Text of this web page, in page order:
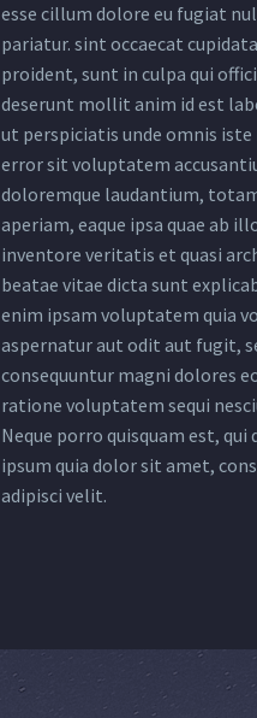
esse cillum dolore eu fugiat
pariatur. sint occaecat
proident, sunt in culpa qui
deserunt mollit anim id est
ut perspiciatis unde omnis iste
error sit voluptatem
doloremque laudantium,
aperiam, eaque ipsa quae ab
inventore veritatis et quasi
beatae vitae dicta sunt
enim ipsam voluptatem quia
aspernatur aut odit aut fugit,
consequuntur magni dolores
ratione voluptatem sequi
Neque porro quisquam est, qui
ipsum quia dolor sit amet,
adipisci velit.